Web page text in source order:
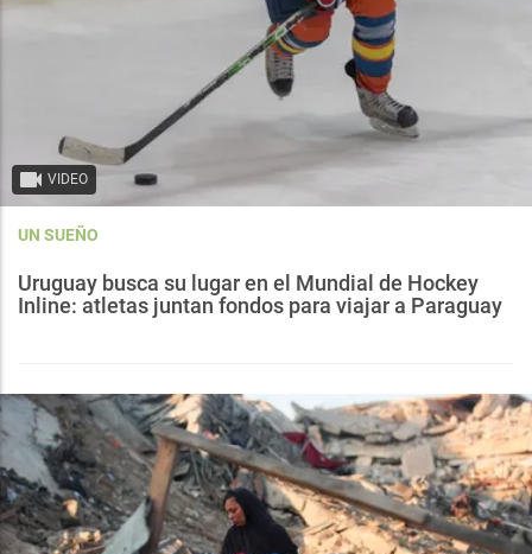
VIDEO
UN SUEÑO
Uruguay busca su lugar en el Mundial de Hockey
Inline: atletas juntan fondos para viajar a Paraguay